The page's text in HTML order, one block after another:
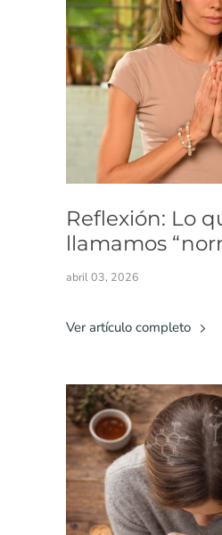
Reflexión: Lo
llamamos
abril 03, 2026
Ver artículo completo